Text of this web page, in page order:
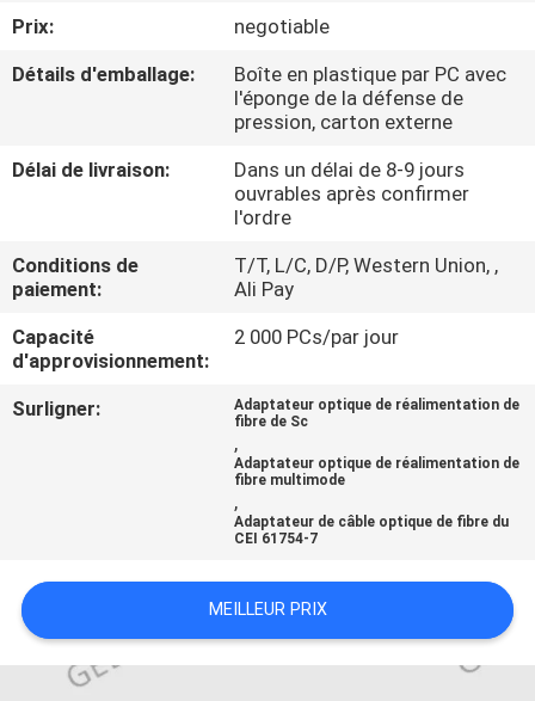
DE
NOUS
NOUVELLES
CAS
PRIVACY
POLICY
Prix:
negotiable
Détails d'emballage:
Boîte en plastique par PC avec
l'éponge de la défense de
pression, carton externe
Délai de livraison:
Dans un délai de 8-9 jours
ouvrables après confirmer
l'ordre
Conditions de
paiement:
T/T, L/C, D/P, Western Union, ,
Ali Pay
Capacité
d'approvisionnement:
2 000 PCs/par jour
Surligner:
Adaptateur optique de réalimentation de
fibre de Sc
,
Adaptateur optique de réalimentation de
fibre multimode
,
Adaptateur de câble optique de fibre du
CEI 61754-7
MEILLEUR PRIX